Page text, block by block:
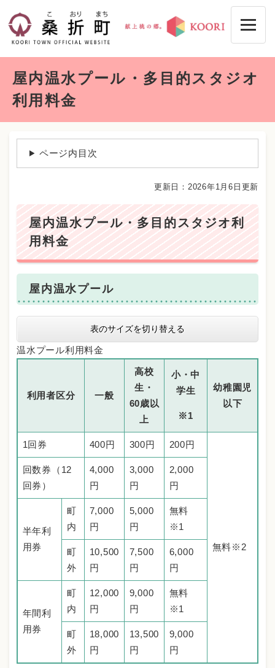
先
屋内温水プール・多目的スタジオ
利用料金
ページ内目次
更新日：2026年1月6日更新
屋内温水プール・多目的スタジオ利
用料金
屋内温水プール
表のサイズを切り替える
温水プール利用料金
利用者区分 一般
高校
生・
60歳以
上
小・中
学生
※1
幼稚園児
以下
1回券 400円 300円 200円
無料※2
回数券（12
回券）
4,000
円
3,000
円
2,000
円
半年利
用券
町
内
7,000
円
5,000
円
無料
※1
町
外
10,500
円
7,500
円
6,000
円
年間利
用券
町
内
12,000
円
9,000
円
無料
※1
町
外
18,000
円
13,500
円
9,000
円